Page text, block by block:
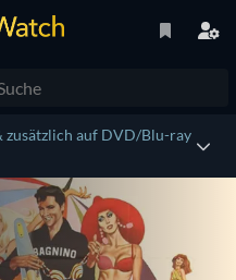
zusätzlich auf DVD/Blu-ray